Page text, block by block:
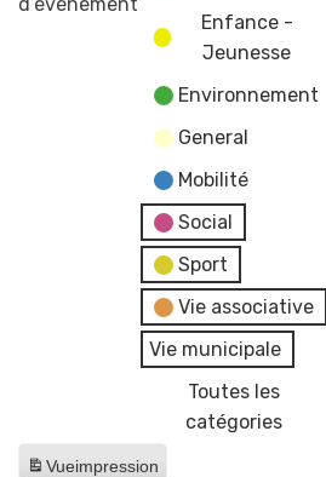
Enfance -
Jeunesse
Environnement
General
Mobilité
Social
Sport
Vie associative
Vie municipale
Toutes les
catégories
Vueimpression